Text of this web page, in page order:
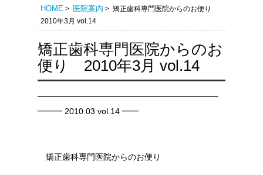
HOME > 医院案内 > 矯正歯科専門医院からのお便り
2010年3月 vol.14
矯正歯科専門医院からのお
便り 2010年3月 vol.14
━━━━━━━━━━━━━━━━━━━━━━
━━━ 2010.03 vol.14 ━━
矯正歯科専門医院からのお便り